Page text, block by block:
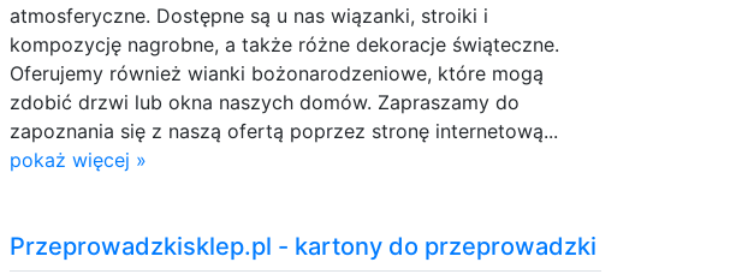
atmosferyczne. Dostępne są u nas wiązanki, stroiki i
kompozycję nagrobne, a także różne dekoracje świąteczne.
Oferujemy również wianki bożonarodzeniowe, które mogą
zdobić drzwi lub okna naszych domów. Zapraszamy do
zapoznania się z naszą ofertą poprzez stronę internetową...
pokaż więcej »
Przeprowadzkisklep.pl - kartony do przeprowadzki